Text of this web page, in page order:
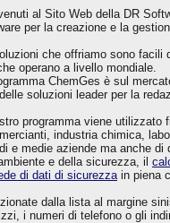
al Sito Web della DR
per la creazione e la
che offriamo sono
operano a livello mondiale.
ChemGes è sul
soluzioni leader per la
programma viene
industria chimica,
e medie aziende ma anche
e della sicurezza, il
di dati di sicurezzain piena
dalla lista al margine
i numeri di telefono o gli